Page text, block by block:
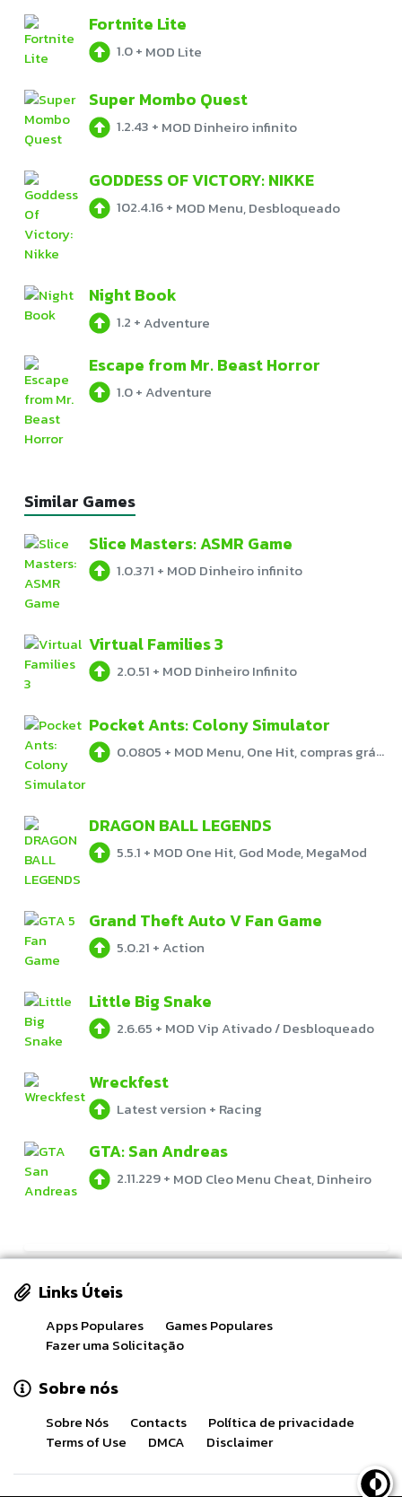
Fortnite Lite
1.0+ MOD Lite
Super Mombo Quest
1.2.43 + MOD Dinheiro infinito
GODDESS OF VICTORY: NIKKE
102.4.16+ MOD Menu, Desbloqueado
Night Book
1.2 + Adventure
Escape from Mr. Beast Horror
1.0+ Adventure
Similar Games
Slice Masters: ASMR Game
1.0.371 + MOD Dinheiro infinito
Virtual Families 3
2.0.51 + MOD Dinheiro Infinito
Pocket Ants: Colony Simulator
0.0805 + MOD Menu, One Hit, compras grátis
DRAGON BALL LEGENDS
5.5.1 + MOD One Hit, God Mode, MegaMod
Grand Theft Auto V Fan Game
5.0.21 + Action
Little Big Snake
2.6.65 + MOD Vip Ativado / Desbloqueado
Wreckfest
Latest version + Racing
GTA: San Andreas
2.11.229+ MOD Cleo Menu Cheat, Dinheiro
Links Úteis
Apps Populares
Games Populares
Fazer uma Solicitação
Sobre nós
Sobre Nós Contacts
Política de privacidade
Terms of Use
DMCA Disclaimer